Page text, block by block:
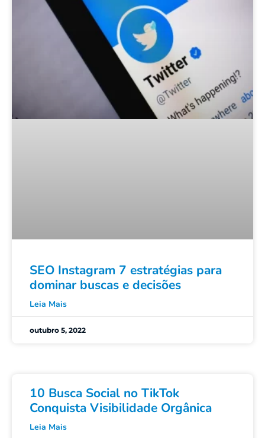
SEO Instagram 7 estratégias para
dominar buscas e decisões
Leia Mais
outubro 5, 2022
10 Busca Social no TikTok
Conquista Visibilidade Orgânica
Leia Mais